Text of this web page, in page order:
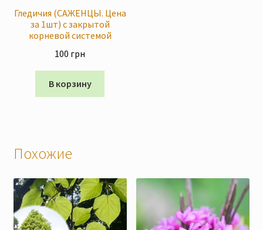
Гледичия (САЖЕНЦЫ. Цена
за 1шт) с закрытой
корневой системой
100 грн
В корзину
Похожие